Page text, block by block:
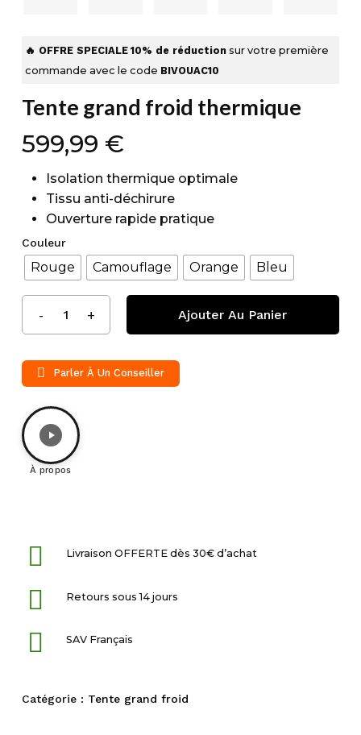
🔥 OFFRE SPECIALE 10% de réduction sur votre première
commande avec le code BIVOUAC10
Tente grand froid thermique
599,99 €
Isolation thermique optimale
Tissu anti-déchirure
Ouverture rapide pratique
Couleur
Rouge Camouflage Orange Bleu
Ajouter Au Panier
Parler À Un Conseiller
À propos
Livraison OFFERTE dès 30€ d’achat
Retours sous 14 jours
SAV Français
Catégorie : Tente grand froid